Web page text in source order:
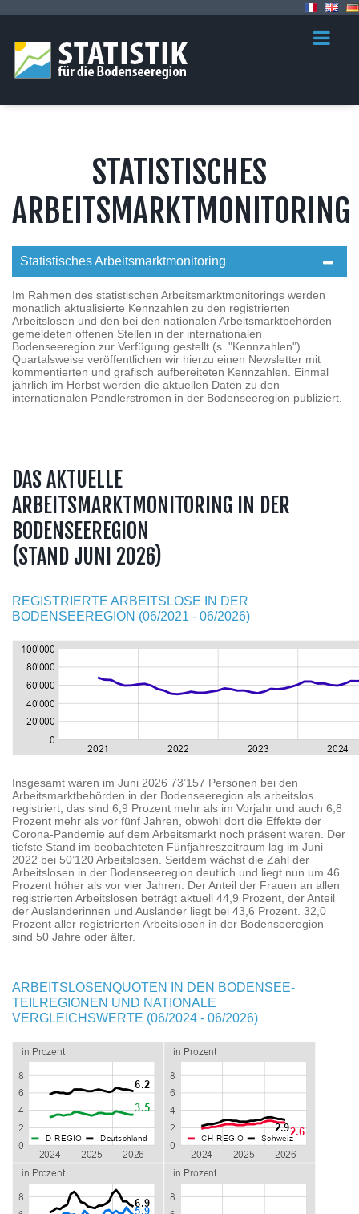
STATISTISCHES
ARBEITSMARKTMONITORING
Statistisches Arbeitsmarktmonitoring
Im Rahmen des statistischen Arbeitsmarktmonitorings werden
monatlich aktualisierte Kennzahlen zu den registrierten
Arbeitslosen und den bei den nationalen Arbeitsmarktbehörden
gemeldeten offenen Stellen in der internationalen
Bodenseeregion zur Verfügung gestellt (s. "Kennzahlen").
Quartalsweise veröffentlichen wir hierzu einen Newsletter mit
kommentierten und grafisch aufbereiteten Kennzahlen. Einmal
jährlich im Herbst werden die aktuellen Daten zu den
internationalen Pendlerströmen in der Bodenseeregion publiziert.
DAS AKTUELLE
ARBEITSMARKTMONITORING IN DER
BODENSEEREGION
(STAND JUNI 2026)
REGISTRIERTE ARBEITSLOSE IN DER
BODENSEEREGION (06/2021 - 06/2026)
Insgesamt waren im Juni 2026 73’157 Personen bei den
Arbeitsmarktbehörden in der Bodenseeregion als arbeitslos
registriert, das sind 6,9 Prozent mehr als im Vorjahr und auch 6,8
Prozent mehr als vor fünf Jahren, obwohl dort die Effekte der
Corona-Pandemie auf dem Arbeitsmarkt noch präsent waren. Der
tiefste Stand im beobachteten Fünfjahreszeitraum lag im Juni
2022 bei 50’120 Arbeitslosen. Seitdem wächst die Zahl der
Arbeitslosen in der Bodenseeregion deutlich und liegt nun um 46
Prozent höher als vor vier Jahren. Der Anteil der Frauen an allen
registrierten Arbeitslosen beträgt aktuell 44,9 Prozent, der Anteil
der Ausländerinnen und Ausländer liegt bei 43,6 Prozent. 32,0
Prozent aller registrierten Arbeitslosen in der Bodenseeregion
sind 50 Jahre oder älter.
ARBEITSLOSENQUOTEN IN DEN BODENSEE-
TEILREGIONEN UND NATIONALE
VERGLEICHSWERTE (06/2024 - 06/2026)